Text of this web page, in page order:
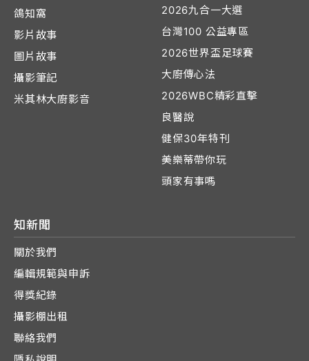
鴿知窩
影片故事
圖片故事
攝影筆記
米其林大廚影音
2026九合一大選
台灣100 公益專區
2026世界盃足球賽
大廚傳心法
2026WBC精彩直擊
良醫說
健保30年特刊
美樂蒂帶你玩
頭家有事嗎
知新聞
關於我們
編輯規範與申訴
得獎紀錄
攝影棚出租
聯絡我們